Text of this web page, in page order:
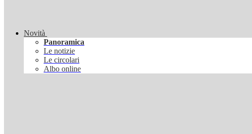
Novità
Panoramica
Le notizie
Le circolari
Albo online